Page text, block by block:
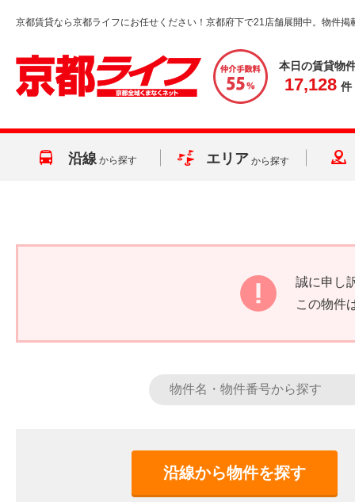
京都賃貸なら京都ライフにお任せください！京都府下で21店舗展開中。物件掲
本日の賃貸物
17,128 件
沿線 から探す エリア から探す
誠に申し
この物件
沿線から物件を探す